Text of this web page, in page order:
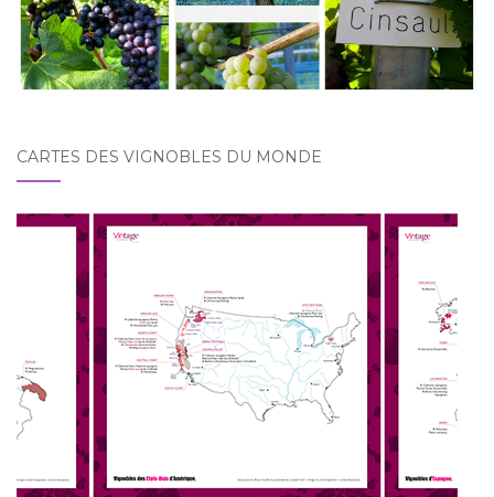
CARTES DES VIGNOBLES DU MONDE